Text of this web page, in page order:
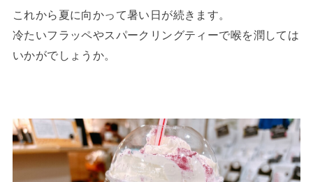
これから夏に向かって暑い日が続きます。
冷たいフラッペやスパークリングティーで喉を潤しては
いかがでしょうか。